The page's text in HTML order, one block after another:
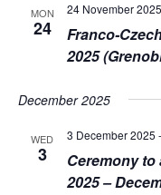
MON
24
Franco-
2025
24 November 2025
December 2025
WED
3
Ceremony to
2025 –
3 December 2025 -